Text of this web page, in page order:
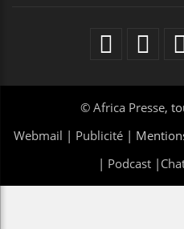
© Africa Presse,
Webmail | Publicité |
| Podcast|